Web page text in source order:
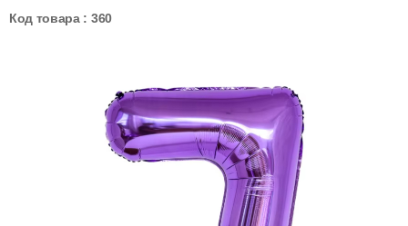
Код товара : 360